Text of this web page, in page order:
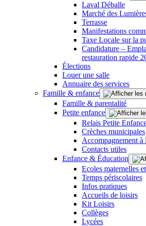
Laval Déballe
Marché des
Terrasse
Manifestations
Taxe Locale sur la
Candidature –
restauration rapide
Élections
Louer une salle
Annuaire des services
Famille & enfance
Famille & parentalité
Petite enfance
Relais Petite
Crèches municipales
Accompagnement à
Contacts utiles
Enfance & Éducation
Ecoles maternelles
Temps périscolaires
Infos pratiques
Accueils de loisirs
Kit Loisirs
Collèges
Lycées